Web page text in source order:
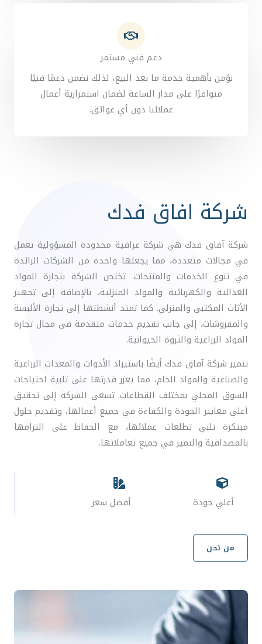
دعم فني مستمر
نؤمن بأهمية خدمة ما بعد البيع، لذلك نضمن دعمًا فنيًا
متوافرًا على مدار الساعة لضمان استمرارية أعمال
عملائنا دون أي عوائق.
شركة افاق فدك
شركة آفاق فدك هي شركة عراقية محدودة المسؤولية تعمل
في مجالات متعددة، مما يجعلها واحدة من الشركات الرائدة
في تنوع الخدمات والمنتجات. تختص الشركة بتجارة المواد
الغذائية والكهربائية والمواد المنزلية، بالإضافة إلى تجهيز
الأثاث المكتبي والمنزلي. كما تمتد أنشطتها إلى تجارة الألبسة
والمفروشات، إلى جانب تقديم خدمات متقدمة في مجال تجارة
المواد الزراعية والثروة الحيوانية.
تتميز شركة آفاق فدك أيضًا باستيراد الأدوات والمعدات الزراعية
والصناعية والمواد الخام، مما يعزز قدرتها على تلبية احتياجات
السوق المحلي بمختلف القطاعات. تسعى الشركة إلى تحقيق
أعلى معايير الجودة والكفاءة في جميع أعمالها، وتقديم حلول
مبتكرة تلبي تطلعات عملائها، مع الحفاظ على التزامها
بالمصداقية والتميز في جميع تعاملاتها.
أعلي جودة أفضل سعر
من نحن